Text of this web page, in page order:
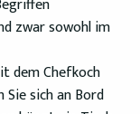
zwar sowohl im
dem Chefkoch
sich an Bord